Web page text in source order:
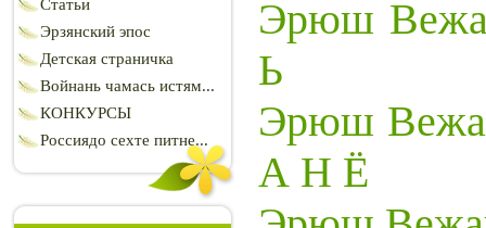
Статьи
Эрзянский эпос
Детская страничка
Войнань чамась истям...
КОНКУРСЫ
Россиядо сехте питне...
Эрюш
Ь
Эрюш
А Н Ё